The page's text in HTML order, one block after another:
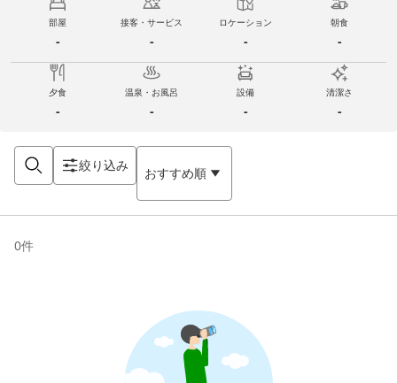
部屋
-
接客・サービス
-
ロケーション
-
朝食
-
夕食
-
温泉・お風呂
-
設備
-
清潔さ
-
絞り込み おすすめ順
0件